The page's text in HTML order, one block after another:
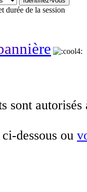
durée de la session
annière
sont autorisés
dessous ou